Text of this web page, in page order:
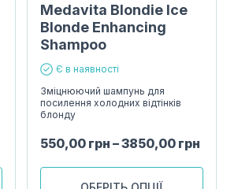
Medavita Blondie Ice
Blonde Enhancing
Shampoo
Є в наявності
Зміцнюючий шампунь для
посилення холодних відтінків
блонду
550,00 грн –3850,00 грн